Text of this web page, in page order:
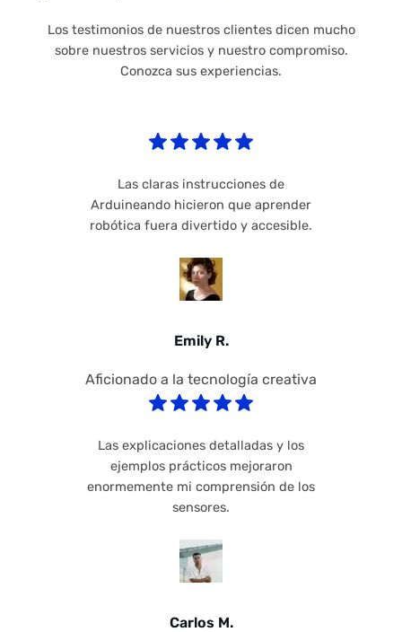
Los testimonios de nuestros clientes dicen mucho
sobre nuestros servicios y nuestro compromiso.
Conozca sus experiencias.
Las claras instrucciones de
Arduineando hicieron que aprender
robótica fuera divertido y accesible.
Emily R.
Aficionado a la tecnología creativa
Las explicaciones detalladas y los
ejemplos prácticos mejoraron
enormemente mi comprensión de los
sensores.
Carlos M.